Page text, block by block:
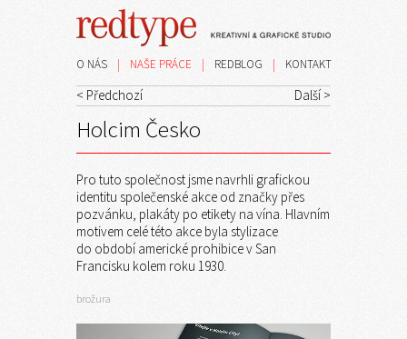
O NÁS | NAŠE PRÁCE | REDBLOG | KONTAKT
< Předchozí Další >
Holcim Česko
Pro tuto společnost jsme navrhli grafickou
identitu společenské akce od značky přes
pozvánku, plakáty po etikety na vína. Hlavním
motivem celé této akce byla stylizace
do období americké prohibice v San
Francisku kolem roku 1930.
brožura